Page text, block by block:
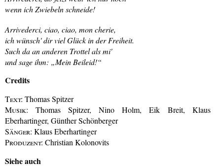
wenn ich Zwiebeln schneide!
Arrivederci, ciao, ciao, mon cherie,
ich wünsch' dir viel Glück in der Freiheit.
Such da an anderen Trottel als mi'
und sage ihm: „Mein Beileid!“
Credits
Text: Thomas Spitzer
Musik: Thomas Spitzer, Nino Holm, Eik Breit, Klaus
Eberhartinger, Günther Schönberger
Sänger: Klaus Eberhartinger
Produzent: Christian Kolonovits
Siehe auch